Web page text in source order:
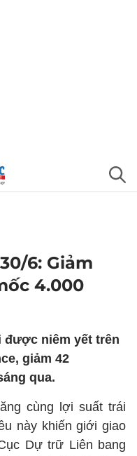
6: Giảm
4.000
được niêm yết trên
giảm 42
qua.
cùng lợi suất trái
này khiến giới giao
Dự trữ Liên bang